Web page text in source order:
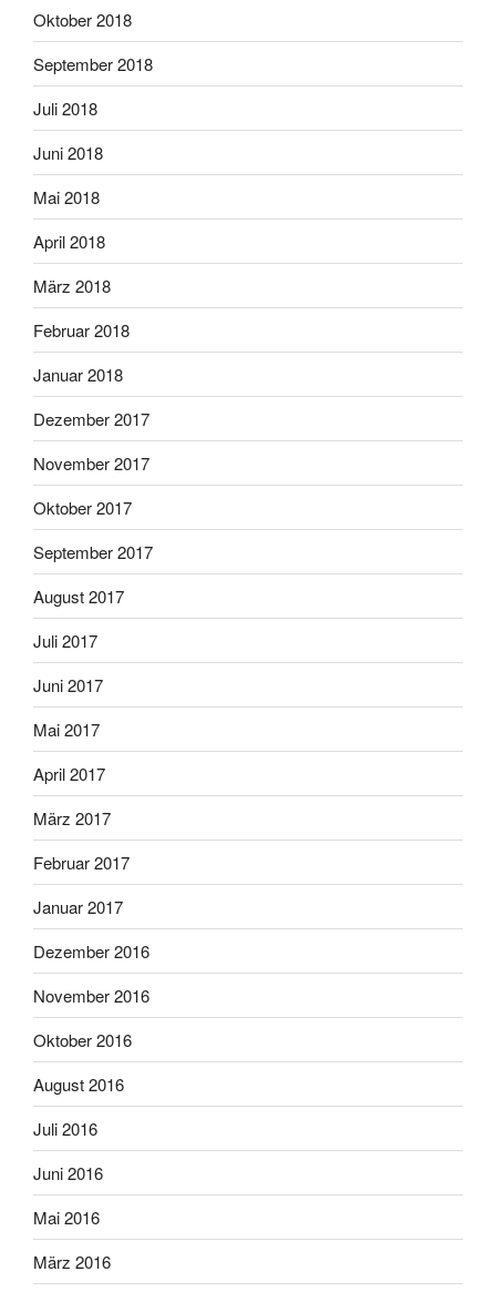
Oktober 2018
September 2018
Juli 2018
Juni 2018
Mai 2018
April 2018
März 2018
Februar 2018
Januar 2018
Dezember 2017
November 2017
Oktober 2017
September 2017
August 2017
Juli 2017
Juni 2017
Mai 2017
April 2017
März 2017
Februar 2017
Januar 2017
Dezember 2016
November 2016
Oktober 2016
August 2016
Juli 2016
Juni 2016
Mai 2016
März 2016